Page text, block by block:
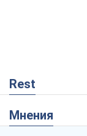
Rest
Мнения